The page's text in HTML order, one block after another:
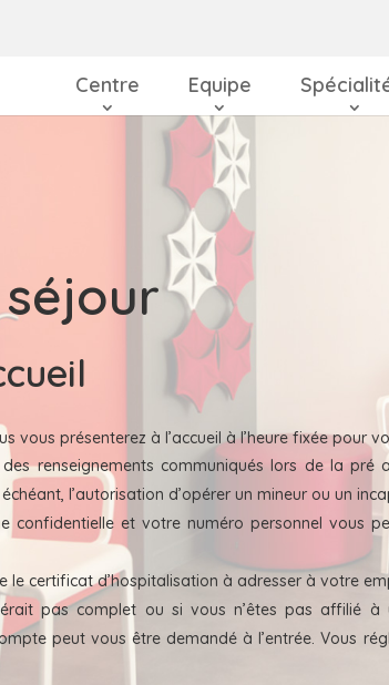
Centre Equipe
vous présenterez à l’accueil à l’heure fixée pour
renseignements communiqués lors de la pré
l’autorisation d’opérer un mineur ou un
confidentielle et votre numéro personnel vous
le certificat d’hospitalisation à adresser à votre
pas complet ou si vous n’êtes pas affilié à
peut vous être demandé à l’entrée. Vous